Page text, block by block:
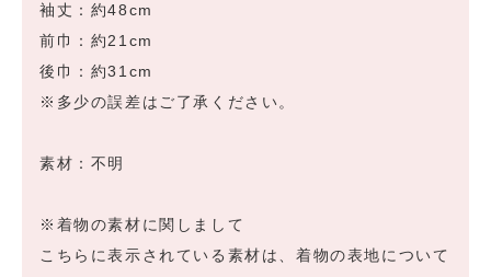
袖丈：約48cm
前巾：約21cm
後巾：約31cm
※多少の誤差はご了承ください。
素材：不明
※着物の素材に関しまして
こちらに表示されている素材は、着物の表地について